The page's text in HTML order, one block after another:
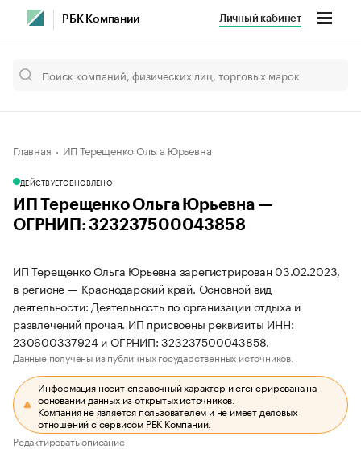
РБК Компании Личный кабинет
Главная ИП Терещенко Ольга Юрьевна
ДЕЙСТВУЕТОБНОВЛЕНО
ИП Терещенко Ольга Юрьевна —
ОГРНИП: 323237500043858
ИП Терещенко Ольга Юрьевна зарегистрирован 03.02.2023,
в регионе — Краснодарский край. Основной вид
деятельности: Деятельность по организации отдыха и
развлечений прочая. ИП присвоены реквизиты ИНН:
230600337924 и ОГРНИП: 323237500043858.
Данные получены из публичных государственных источников.
Информация носит справочный характер и сгенерирована на
основании данных из открытых источников.
Компания не является пользователем и не имеет деловых
отношений с сервисом РБК Компании.
Редактировать описание